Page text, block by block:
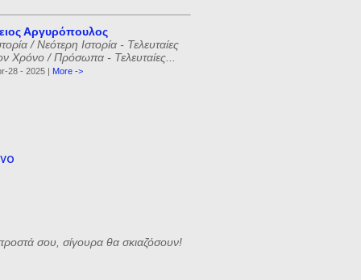
Αργυρόπουλος
/ Νεότερη Ιστορία - Τελευταίες
Χρόνο / Πρόσωπα - Τελευταίες...
28 - 2025 | More ->
σου, σίγουρα θα σκιαζόσουν!